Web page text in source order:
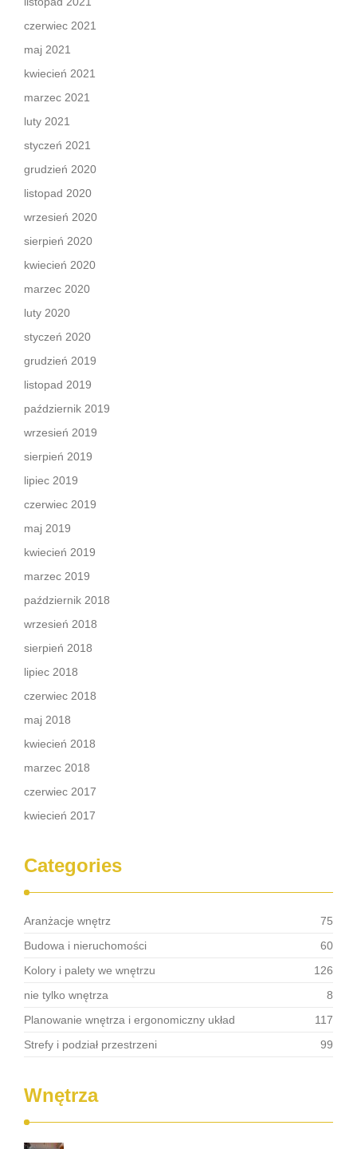
czerwiec 2021
maj 2021
kwiecień 2021
marzec 2021
luty 2021
styczeń 2021
grudzień 2020
listopad 2020
wrzesień 2020
sierpień 2020
kwiecień 2020
marzec 2020
luty 2020
styczeń 2020
grudzień 2019
listopad 2019
październik 2019
wrzesień 2019
sierpień 2019
lipiec 2019
czerwiec 2019
maj 2019
kwiecień 2019
marzec 2019
październik 2018
wrzesień 2018
sierpień 2018
lipiec 2018
czerwiec 2018
maj 2018
kwiecień 2018
marzec 2018
czerwiec 2017
kwiecień 2017
Categories
Aranżacje wnętrz
75
Budowa i nieruchomości
60
Kolory i palety we wnętrzu
126
nie tylko wnętrza
8
Planowanie wnętrza i ergonomiczny układ
117
Strefy i podział przestrzeni
99
Wnętrza